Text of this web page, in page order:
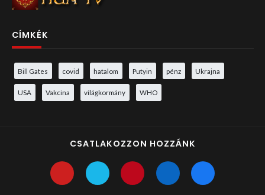
CÍMKÉK
Bill Gates covid hatalom Putyin pénz Ukrajna
USA Vakcina világkormány WHO
CSATLAKOZZON HOZZÁNK